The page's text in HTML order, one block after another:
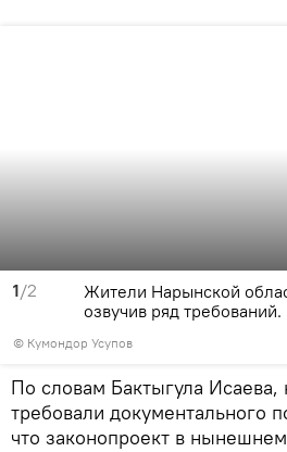
1/2
© Кумондор Усупов
Жители Нарынской
озвучив ряд требований.
По словам Бактыгула Исаева,
требовали документального
что законопроект в